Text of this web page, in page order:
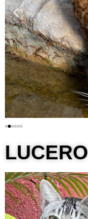
LUCERO